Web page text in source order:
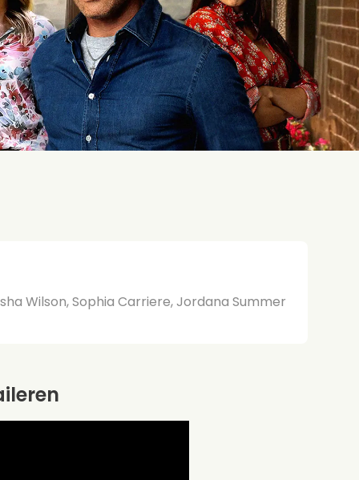
Wilson, Sophia Carriere, Jordana Summer